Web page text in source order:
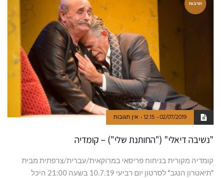
תרבות
02/07/2019
12:15 אין תגובות
"נשיבה דיאלי" ("החותנת שלי") – קומדיה
קומדיה מקורית בניחוח פריסאי במרוקאית/עברית/צרפתית מבית
"תיאטרון הנגב" לסרטון יום רביעי 10.7.19 בשעה 21:00 היכל